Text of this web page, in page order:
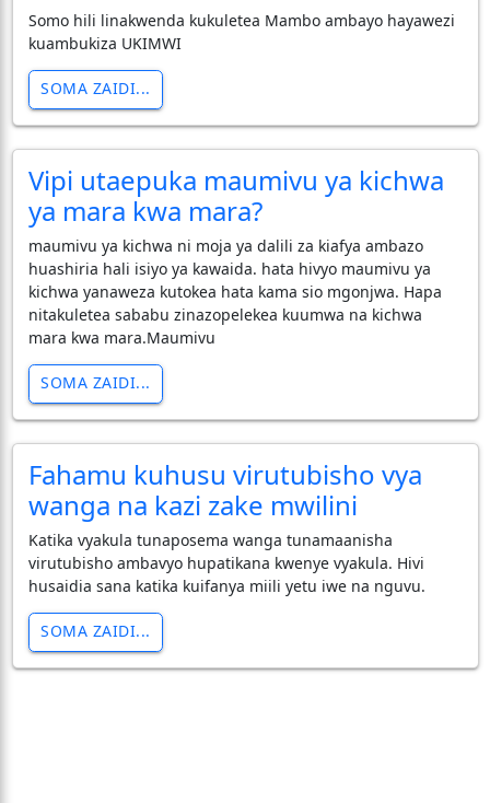
Somo hili linakwenda kukuletea Mambo ambayo hayawezi
kuambukiza UKIMWI
SOMA ZAIDI...
Vipi utaepuka maumivu ya kichwa
ya mara kwa mara?
maumivu ya kichwa ni moja ya dalili za kiafya ambazo
huashiria hali isiyo ya kawaida. hata hivyo maumivu ya
kichwa yanaweza kutokea hata kama sio mgonjwa. Hapa
nitakuletea sababu zinazopelekea kuumwa na kichwa
mara kwa mara.Maumivu
SOMA ZAIDI...
Fahamu kuhusu virutubisho vya
wanga na kazi zake mwilini
Katika vyakula tunaposema wanga tunamaanisha
virutubisho ambavyo hupatikana kwenye vyakula. Hivi
husaidia sana katika kuifanya miili yetu iwe na nguvu.
SOMA ZAIDI...